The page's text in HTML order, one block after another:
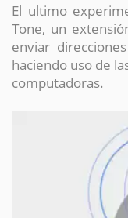
El ultimo
Tone, un
enviar
haciendo uso de
computadoras.